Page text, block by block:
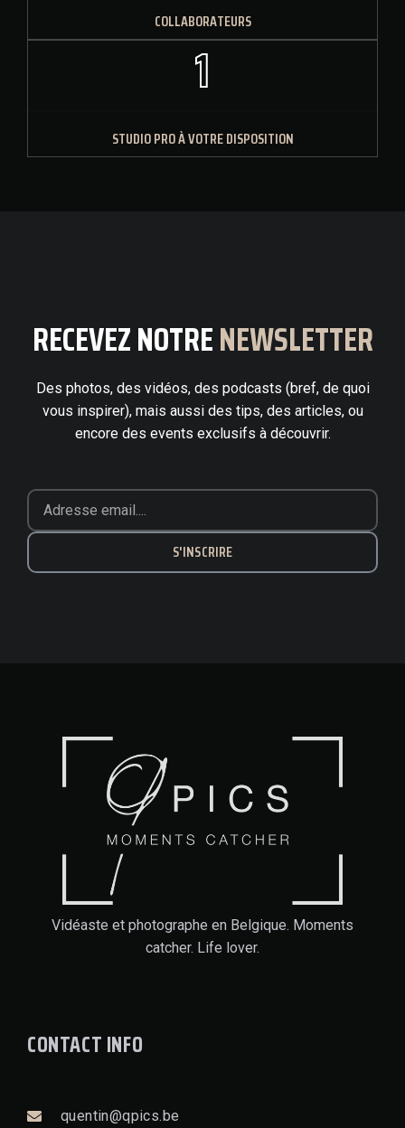
COLLABORATEURS
1
STUDIO PRO À VOTRE DISPOSITION
RECEVEZ NOTRENEWSLETTER
Des photos, des vidéos, des podcasts (bref, de quoi
vous inspirer), mais aussi des tips, des articles, ou
encore des events exclusifs à découvrir.
S'INSCRIRE
Vidéaste et photographe en Belgique. Moments
catcher. Life lover.
CONTACT INFO
quentin@qpics.be